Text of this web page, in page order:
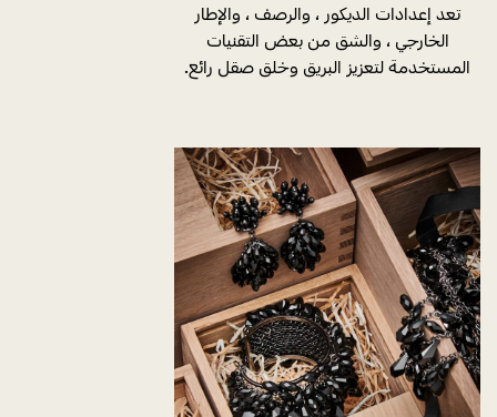
تعد إعدادات الديكور ، والرصف ، والإطار
الخارجي ، والشق من بعض التقنيات
المستخدمة لتعزيز البريق وخلق صقل رائع.